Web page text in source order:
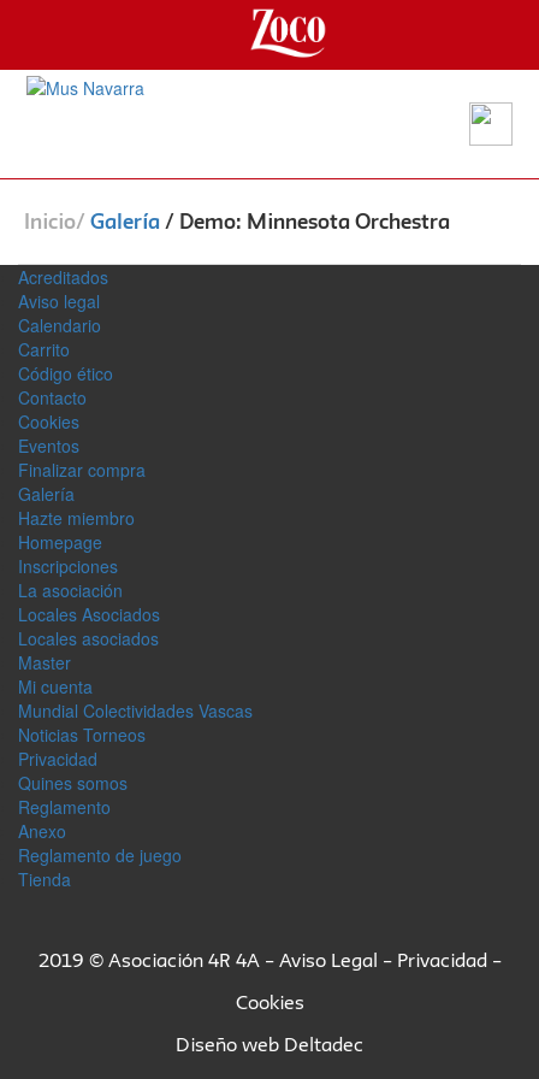
Inicio/ Galería / Demo: Minnesota Orchestra
Acreditados
Aviso legal
Calendario
Carrito
Código ético
Contacto
Cookies
Eventos
Finalizar compra
Galerí­a
Hazte miembro
Homepage
Inscripciones
La asociación
Locales Asociados
Locales asociados
Master
Mi cuenta
Mundial Colectividades Vascas
Noticias Torneos
Privacidad
Quines somos
Reglamento
Anexo
Reglamento de juego
Tienda
2019 © Asociación 4R 4A – Aviso Legal – Privacidad–
Cookies
Diseño web Deltadec